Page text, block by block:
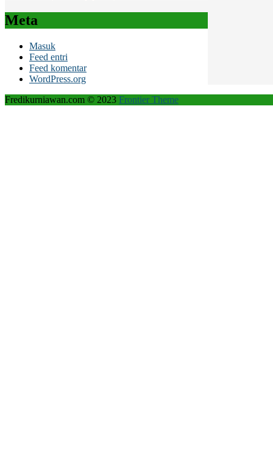
Meta
Masuk
Feed entri
Feed komentar
WordPress.org
Fredikurniawan.com © 2023 Frontier Theme